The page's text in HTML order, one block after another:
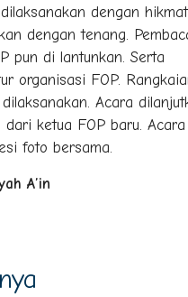
dengan
dengan tenang.
pun di lantunkan. Serta
organisasi FOP.
Acara
dari ketua FOP baru. Acara
foto bersama.
A’in